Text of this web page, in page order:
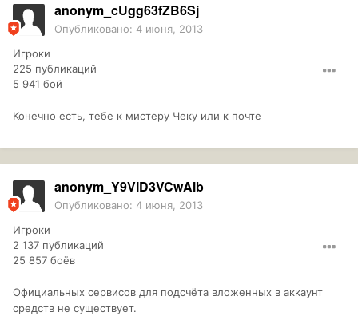
anonym_cUgg63fZB6Sj
Опубликовано: 4 июня, 2013
Игроки
225 публикаций
5 941 бой
Конечно есть, тебе к мистеру Чеку или к почте
anonym_Y9VID3VCwAlb
Опубликовано: 4 июня, 2013
Игроки
2 137 публикаций
25 857 боёв
Официальных сервисов для подсчёта вложенных в аккаунт
средств не существует.